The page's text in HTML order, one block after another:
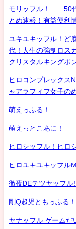
モリッフル！ 50代
とめ速報！有益便利
ユキユキッフル！ど
代！人生の強制ロス
クリスタルキングボ
ヒロコンプレックス
ャアラフィフ女子の
萌えっふる！
萌えっとこあに！
ヒロシッフル！ヒロ
ヒロユキユキッフル
徹夜DEテツヤッフル!
剛Q超児ともっふる！
ヤナッフル ゲームだ